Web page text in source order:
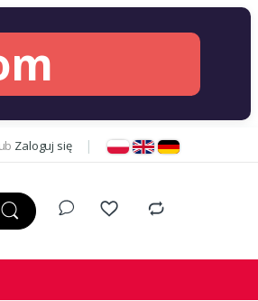
Zaloguj się